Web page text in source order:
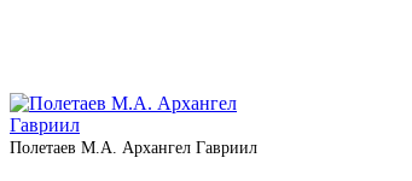
Полетаев М.А. Архангел Гавриил